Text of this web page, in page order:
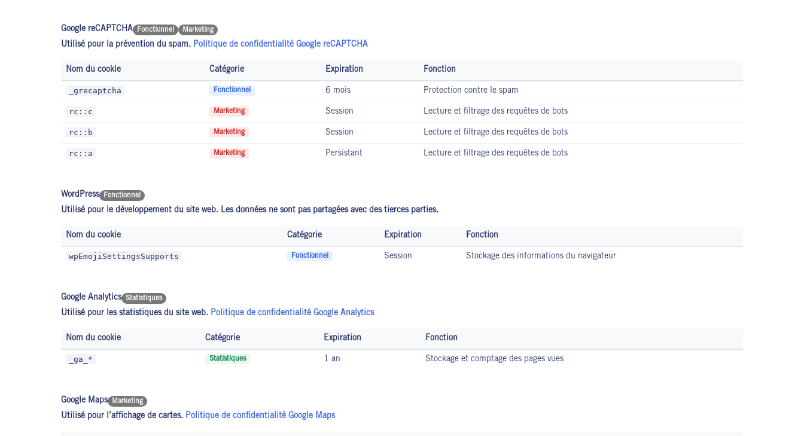
Google reCAPTCHA Fonctionnel Marketing
Utilisé pour la prévention du spam. Politique de confidentialité Google reCAPTCHA
Nom du cookie Catégorie Expiration Fonction
_grecaptcha Fonctionnel 6 mois Protection contre le spam
rc::c Marketing Session Lecture et filtrage des requêtes de bots
rc::b Marketing Session Lecture et filtrage des requêtes de bots
rc::a Marketing Persistant Lecture et filtrage des requêtes de bots
WordPress Fonctionnel
Utilisé pour le développement du site web. Les données ne sont pas partagées avec des tierces parties.
Nom du cookie Catégorie Expiration Fonction
wpEmojiSettingsSupports Fonctionnel Session Stockage des informations du navigateur
Google Analytics Statistiques
Utilisé pour les statistiques du site web. Politique de confidentialité Google Analytics
Nom du cookie Catégorie Expiration Fonction
_ga_* Statistiques 1 an Stockage et comptage des pages vues
Google Maps Marketing
Utilisé pour l’affichage de cartes. Politique de confidentialité Google Maps